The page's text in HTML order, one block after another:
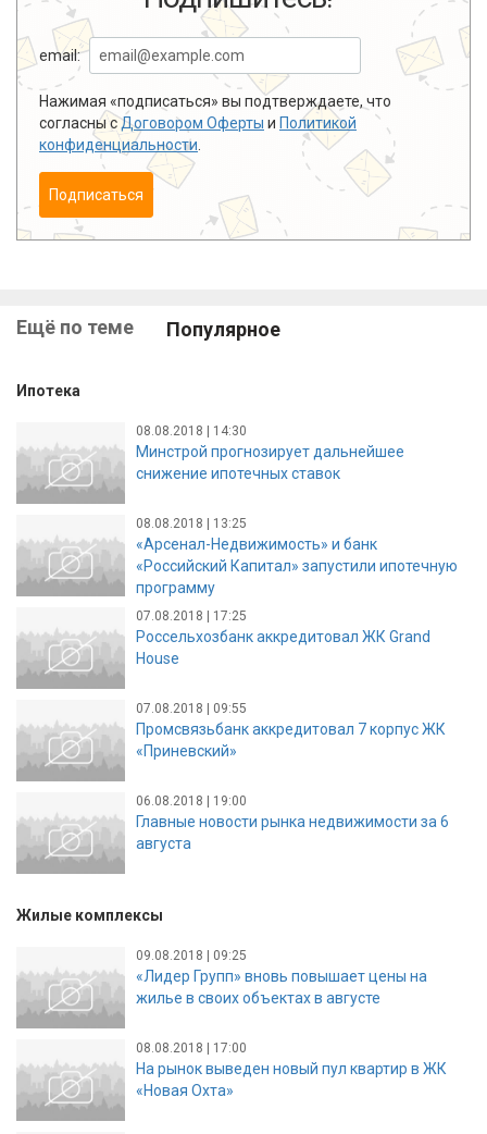
email:
Нажимая «подписаться» вы подтверждаете, что
согласны сДоговором Оферты и Политикой
конфиденциальности
Подписаться
Ещё по теме Популярное
Ипотека
08.08.2018 | 14:30
Минстрой прогнозирует дальнейшее
снижение ипотечных ставок
08.08.2018 | 13:25
«Арсенал-Недвижимость» и банк
«Российский Капитал» запустили ипотечную
программу
07.08.2018 | 17:25
Россельхозбанк аккредитовал ЖК Grand
House
07.08.2018 | 09:55
Промсвязьбанк аккредитовал 7 корпус ЖК
«Приневский»
06.08.2018 | 19:00
Главные новости рынка недвижимости за 6
августа
Жилые комплексы
09.08.2018 | 09:25
«Лидер Групп» вновь повышает цены на
жилье в своих объектах в августе
08.08.2018 | 17:00
На рынок выведен новый пул квартир в ЖК
«Новая Охта»